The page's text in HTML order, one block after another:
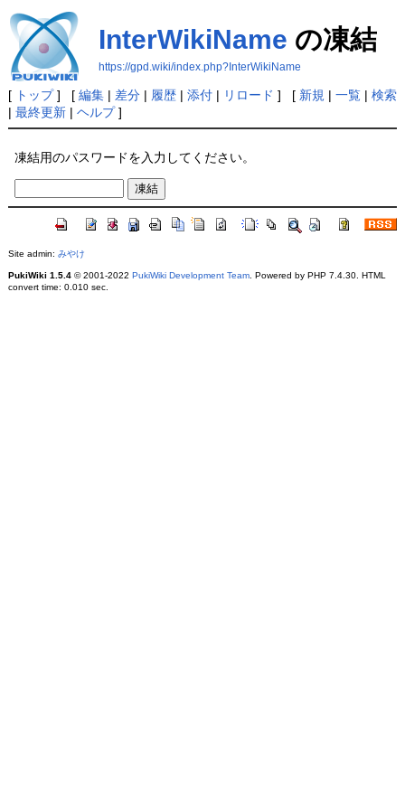
InterWikiName の凍結
https://gpd.wiki/index.php?InterWikiName
[ トップ] [ 編集| 差分| 履歴| 添付| リロード ] [ 新規 | 一覧| 検索
| 最終更新| ヘルプ]
凍結用のパスワードを入力してください。
Site admin: みやけ
PukiWiki 1.5.4© 2001-2022 PukiWiki Development Team. Powered by PHP 7.4.30. HTML
convert time: 0.010 sec.